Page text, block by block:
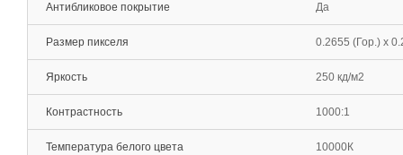
Антибликовое покрытие Да
Размер пикселя 0.2655 (Гор.) х
Яркость 250 кд/м2
Контрастность 1000:1
Температура белого цвета 10000К